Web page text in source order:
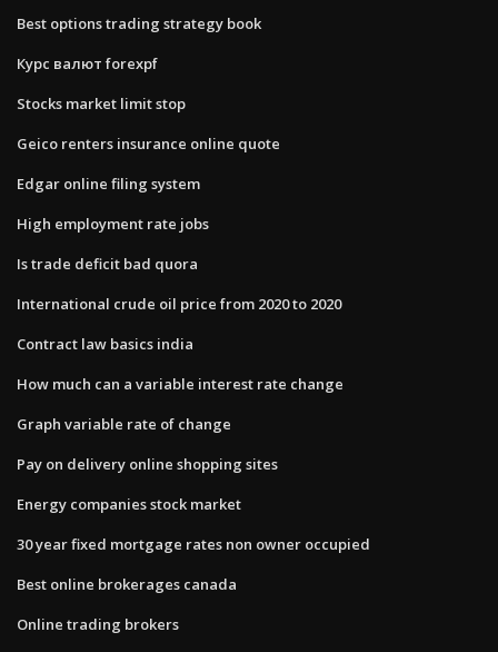
Best options trading strategy book
Курс валют forexpf
Stocks market limit stop
Geico renters insurance online quote
Edgar online filing system
High employment rate jobs
Is trade deficit bad quora
International crude oil price from 2020 to 2020
Contract law basics india
How much can a variable interest rate change
Graph variable rate of change
Pay on delivery online shopping sites
Energy companies stock market
30 year fixed mortgage rates non owner occupied
Best online brokerages canada
Online trading brokers